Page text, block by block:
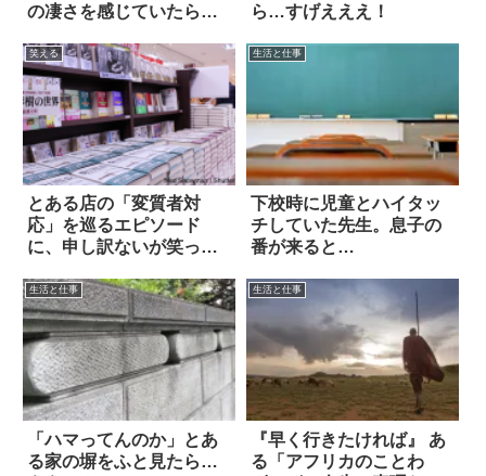
の凄さを感じていたら…
ら…すげえええ！
笑える
とある店の「変質者対
応」を巡るエピソード
に、申し訳ないが笑っ
生活と仕事
下校時に児童とハイタッ
チしていた先生。息子の
番が来ると…
生活と仕事
「ハマってんのか」とあ
る家の塀をふと見たら…
生活と仕事
『早く行きたければ』 あ
る「アフリカのことわ